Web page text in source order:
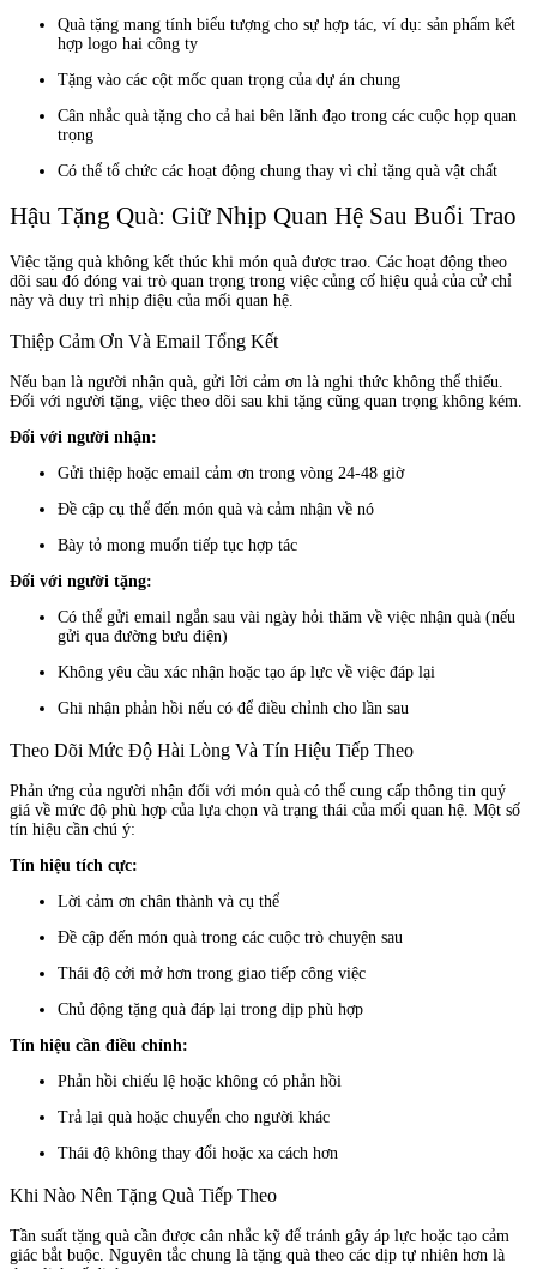
Quà tặng mang tính biểu tượng cho sự hợp tác, ví dụ: sản phẩm kết
hợp logo hai công ty
Tặng vào các cột mốc quan trọng của dự án chung
Cân nhắc quà tặng cho cả hai bên lãnh đạo trong các cuộc họp quan
trọng
Có thể tổ chức các hoạt động chung thay vì chỉ tặng quà vật chất
Hậu Tặng Quà: Giữ Nhịp Quan Hệ Sau Buổi Trao
Việc tặng quà không kết thúc khi món quà được trao. Các hoạt động theo
dõi sau đó đóng vai trò quan trọng trong việc củng cố hiệu quả của cử chỉ
này và duy trì nhịp điệu của mối quan hệ.
Thiệp Cảm Ơn Và Email Tổng Kết
Nếu bạn là người nhận quà, gửi lời cảm ơn là nghi thức không thể thiếu.
Đối với người tặng, việc theo dõi sau khi tặng cũng quan trọng không kém.
Đối với người nhận:
Gửi thiệp hoặc email cảm ơn trong vòng 24-48 giờ
Đề cập cụ thể đến món quà và cảm nhận về nó
Bày tỏ mong muốn tiếp tục hợp tác
Đối với người tặng:
Có thể gửi email ngắn sau vài ngày hỏi thăm về việc nhận quà (nếu
gửi qua đường bưu điện)
Không yêu cầu xác nhận hoặc tạo áp lực về việc đáp lại
Ghi nhận phản hồi nếu có để điều chỉnh cho lần sau
Theo Dõi Mức Độ Hài Lòng Và Tín Hiệu Tiếp Theo
Phản ứng của người nhận đối với món quà có thể cung cấp thông tin quý
giá về mức độ phù hợp của lựa chọn và trạng thái của mối quan hệ. Một số
tín hiệu cần chú ý:
Tín hiệu tích cực:
Lời cảm ơn chân thành và cụ thể
Đề cập đến món quà trong các cuộc trò chuyện sau
Thái độ cởi mở hơn trong giao tiếp công việc
Chủ động tặng quà đáp lại trong dịp phù hợp
Tín hiệu cần điều chỉnh:
Phản hồi chiếu lệ hoặc không có phản hồi
Trả lại quà hoặc chuyển cho người khác
Thái độ không thay đổi hoặc xa cách hơn
Khi Nào Nên Tặng Quà Tiếp Theo
Tần suất tặng quà cần được cân nhắc kỹ để tránh gây áp lực hoặc tạo cảm
giác bắt buộc. Nguyên tắc chung là tặng quà theo các dịp tự nhiên hơn là